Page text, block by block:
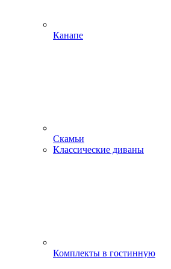
Канапе
Скамьи
Классические диваны
Комплекты в гостинную